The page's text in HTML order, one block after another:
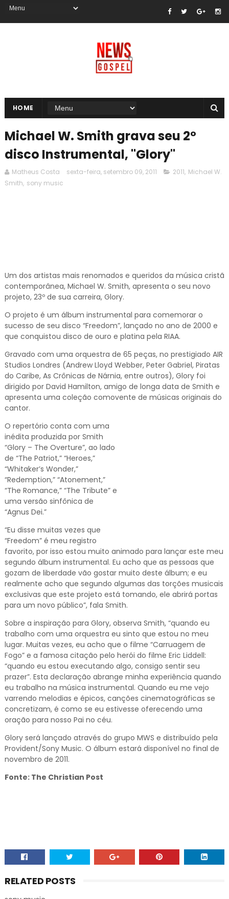
HOME
Michael W. Smith grava seu 2º
disco Instrumental, "Glory"
Matheus Costa sexta-feira, setembro 09, 2011 2011, Michael W.
Smith, sony music
Um dos artistas mais renomados e queridos da música cristã
contemporânea, Michael W. Smith, apresenta o seu novo
projeto, 23º de sua carreira, Glory.
O projeto é um álbum instrumental para comemorar o
sucesso de seu disco “Freedom”, lançado no ano de 2000 e
que conquistou disco de ouro e platina pela RIAA.
Gravado com uma orquestra de 65 peças, no prestigiado AIR
Studios Londres (Andrew Lloyd Webber, Peter Gabriel, Piratas
do Caribe, As Crônicas de Nárnia, entre outros), Glory foi
dirigido por David Hamilton, amigo de longa data de Smith e
apresenta uma coleção comovente de músicas originais do
cantor.
O repertório conta com uma
inédita produzida por Smith
“Glory – The Overture”, ao lado
de “The Patriot,” “Heroes,”
“Whitaker’s Wonder,”
“Redemption,” “Atonement,”
“The Romance,” “The Tribute” e
uma versão sinfônica de
“Agnus Dei.”
“Eu disse muitas vezes que
“Freedom” é meu registro
favorito, por isso estou muito animado para lançar este meu
segundo álbum instrumental. Eu acho que as pessoas que
gozam de liberdade vão gostar muito deste álbum; e eu
realmente acho que segundo algumas das torções musicais
exclusivas que este projeto está tomando, ele abrirá portas
para um novo público”, fala Smith.
Sobre a inspiração para Glory, observa Smith, “quando eu
trabalho com uma orquestra eu sinto que estou no meu
lugar. Muitas vezes, eu acho que o filme “Carruagem de
Fogo” e a famosa citação pelo herói do filme Eric Liddell:
“quando eu estou executando algo, consigo sentir seu
prazer”. Esta declaração abrange minha experiência quando
eu trabalho na música instrumental. Quando eu me vejo
varrendo melodias e épicos, canções cinematográficas se
concretizam, é como se eu estivesse oferecendo uma
oração para nosso Pai no céu.
Glory será lançado através do grupo MWS e distribuído pela
Provident/Sony Music. O álbum estará disponível no final de
novembro de 2011.
Fonte: The Christian Post
RELATED POSTS